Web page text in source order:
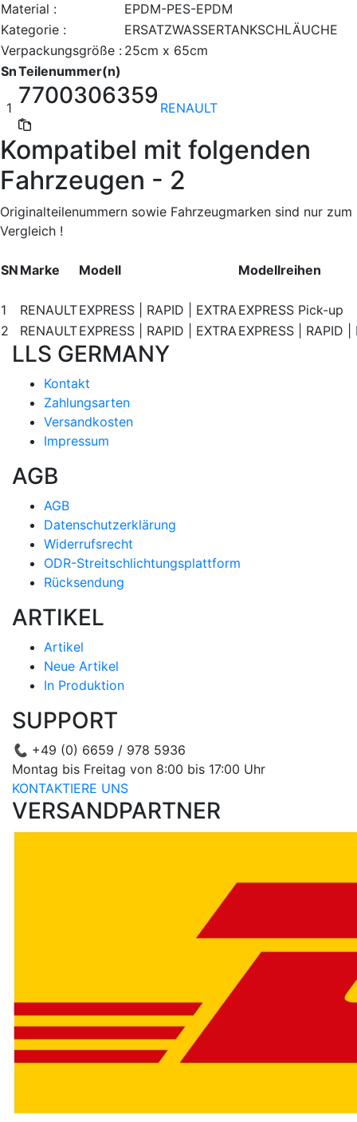
Material :
EPDM-PES-EPDM
Kategorie :
ERSATZWASSERTANKSCHLÄUCHE
Verpackungsgröße : 25cm x 65cm
SnTeilenummer(n)
1 7700306359 RENAULT
Kompatibel mit folgenden
Fahrzeugen - 2
Originalteilenummern sowie Fahrzeugmarken sind nur zum
Vergleich !
SN Marke Modell Modellreihen
1 RENAULTEXPRESS | RAPID | EXTRAEXPRESS Pick-up
2
RENAULTEXPRESS | RAPID | EXTRAEXPRESS | RAPID
LLS GERMANY
Kontakt
Zahlungsarten
Versandkosten
Impressum
AGB
AGB
Datenschutzerklärung
Widerrufsrecht
ODR-Streitschlichtungsplattform
Rücksendung
ARTIKEL
Artikel
Neue Artikel
In Produktion
SUPPORT
📞 +49 (0) 6659 / 978 5936
Montag bis Freitag von 8:00 bis 17:00 Uhr
KONTAKTIERE UNS
VERSANDPARTNER